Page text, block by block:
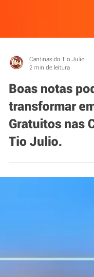
Cantinas do Tio Julio
2 min de leitura
Boas notas
transformar
Gratuitos nas
Tio Julio.